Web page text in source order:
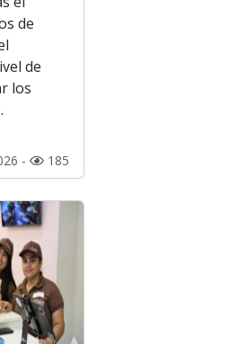
de
de
los
- 185